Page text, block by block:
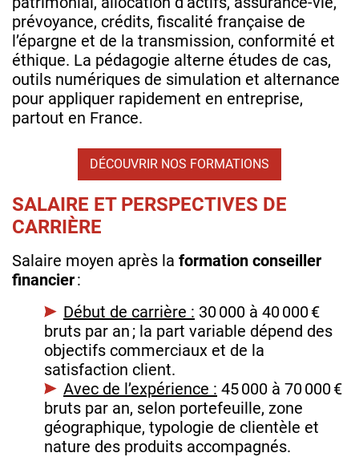
prévoyance, crédits, fiscalité française de
l’épargne et de la transmission, conformité et
éthique. La pédagogie alterne études de cas,
outils numériques de simulation et alternance
pour appliquer rapidement en entreprise,
partout en France.
DÉCOUVRIR NOS FORMATIONS
SALAIRE ET PERSPECTIVES DE
CARRIÈRE
Salaire moyen après la formation conseiller
financier:
Début de carrière : 30 000 à 40 000 €
bruts par an ; la part variable dépend des
objectifs commerciaux et de la
satisfaction client.
Avec de l’expérience : 45 000 à 70 000 €
bruts par an, selon portefeuille, zone
géographique, typologie de clientèle et
nature des produits accompagnés.